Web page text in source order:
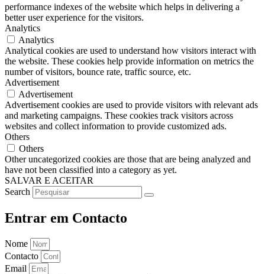
performance indexes of the website which helps in delivering a
better user experience for the visitors.
Analytics
Analytics
Analytical cookies are used to understand how visitors interact with
the website. These cookies help provide information on metrics the
number of visitors, bounce rate, traffic source, etc.
Advertisement
Advertisement
Advertisement cookies are used to provide visitors with relevant ads
and marketing campaigns. These cookies track visitors across
websites and collect information to provide customized ads.
Others
Others
Other uncategorized cookies are those that are being analyzed and
have not been classified into a category as yet.
SALVAR E ACEITAR
Search
Entrar em Contacto
Nome
Contacto
Email